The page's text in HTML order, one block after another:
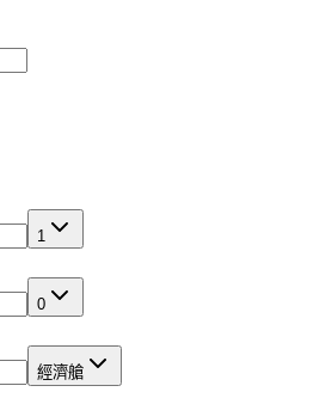
1
0
經濟艙